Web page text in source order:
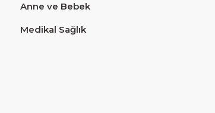
Anne ve Bebek
Medikal Sağlık